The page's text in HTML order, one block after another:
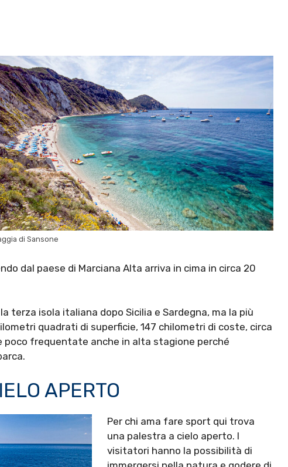
di Sansone
dal paese di Marciana Alta arriva in cima in circa 20
terza isola italiana dopo Sicilia e Sardegna, ma la più
quadrati di superficie, 147 chilometri di coste, circa
frequentate anche in alta stagione perché
APERTO
Per chi ama fare sport qui trova
una palestra a cielo aperto. I
visitatori hanno la possibilità di